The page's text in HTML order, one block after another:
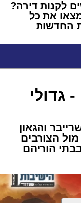
לקנות דירה?
את כל
החדשות
גדולי
והגאון
מול הצורבים
הוריהם